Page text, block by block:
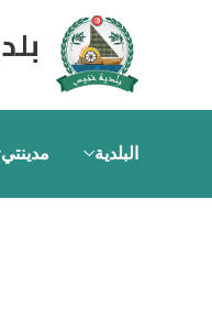
البلدية مدينتي